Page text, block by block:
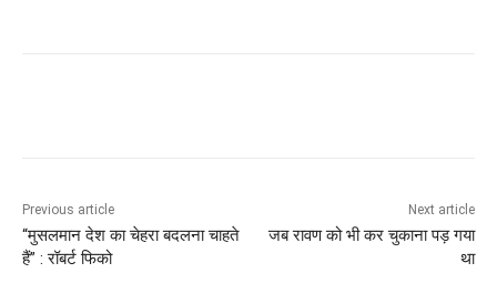
Previous article
“मुसलमान देश का चेहरा बदलना चाहते
हैं” : रॉबर्ट फिको
Next article
जब रावण को भी कर चुकाना पड़ गया
था